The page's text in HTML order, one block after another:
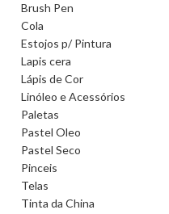
Brush Pen
Cola
Estojos p/ Pintura
Lapis cera
Lápis de Cor
Linóleo e Acessórios
Paletas
Pastel Oleo
Pastel Seco
Pinceis
Telas
Tinta da China